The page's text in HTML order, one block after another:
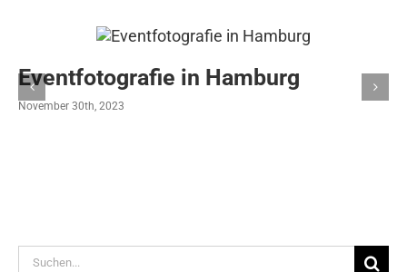
Eventfotografie in Hamburg
November 30th, 2023
Suche